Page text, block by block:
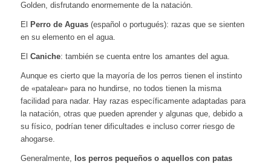
Golden, disfrutando enormemente de la natación.
El Perro de Aguas(español o portugués): razas que se sienten
en su elemento en el agua.
El Caniche: también se cuenta entre los amantes del agua.
Aunque es cierto que la mayoría de los perros tienen el instinto
de «patalear» para no hundirse, no todos tienen la misma
facilidad para nadar. Hay razas específicamente adaptadas para
la natación, otras que pueden aprender y algunas que, debido a
su físico, podrían tener dificultades e incluso correr riesgo de
ahogarse.
Generalmente, los perros pequeños o aquellos con patas